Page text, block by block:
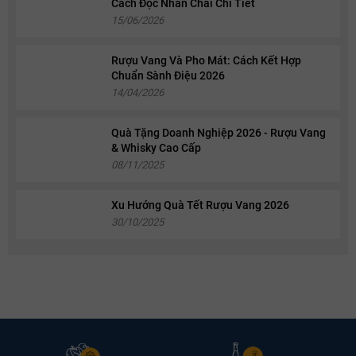
Cách Đọc Nhãn Chai Chi Tiết
15/06/2026
Rượu Vang Và Pho Mát: Cách Kết Hợp
Chuẩn Sành Điệu 2026
14/04/2026
Quà Tặng Doanh Nghiệp 2026 - Rượu Vang
& Whisky Cao Cấp
08/11/2025
Xu Hướng Quà Tết Rượu Vang 2026
30/10/2025